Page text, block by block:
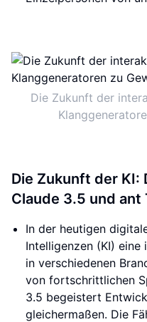
Die Zukunft der
Die Zukunft der KI:
Claude 3.5 und ant
In der heutigen
Intelligenzen (KI)
in verschiedenen
von fortschrittlichen
3.5 begeistert
gleichermaßen. Die